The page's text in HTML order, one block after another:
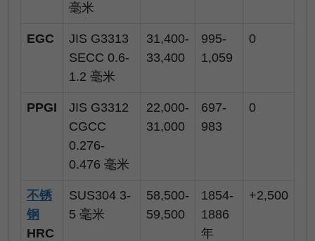
毫米
EGC
JIS G3313
SECC 0.6-
1.2 毫米
31,400-
33,400
995-
1,059
0
PPGI
JIS G3312
CGCC
0.276-
0.476 毫米
22,000-
31,000
697-
983
0
不锈
钢
HRC
SUS304 3-
5 毫米
58,500-
59,500
1854-
1886
年
+2,500